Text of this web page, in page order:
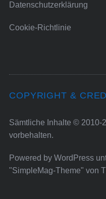
Datenschutzerklärung
Cookie-Richtlinie
COPYRIGHT &
Sämtliche Inhalte © 2010-
vorbehalten.
Powered by WordPress
"SimpleMag-Theme" von